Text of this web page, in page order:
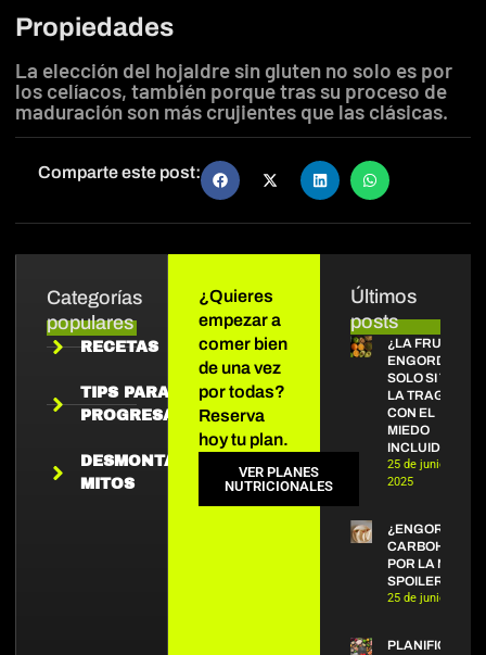
Propiedades
La elección del hojaldre sin gluten no solo es por
los celíacos, también porque tras su proceso de
maduración son más crujientes que las clásicas.
Comparte este post:
Categorías
populares
RECETAS
TIPS PARA
PROGRESAR
DESMONTANDO
MITOS
Últimos
posts
¿LA FRUTA
ENGORDA?
SOLO SI TE
LA TRAGAS
CON EL
MIEDO
INCLUIDO
25 de junio de
2025
¿ENGORDAN
POR LA
SPOILER: NO.
25 de junio de
PLANIFICA
¿Quieres
empezar a
comer bien
de una vez
por todas?
Reserva
hoy tu plan.
VER PLANES
NUTRICIONALES